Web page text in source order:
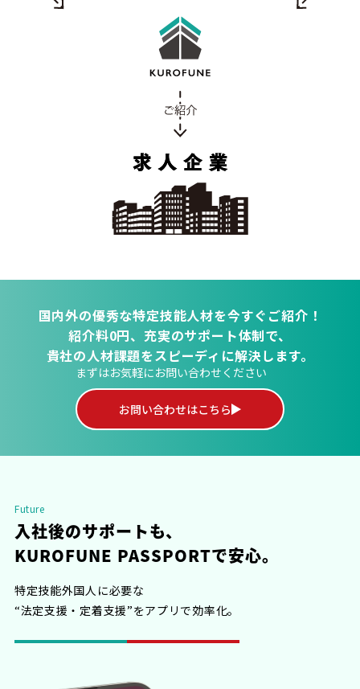
国内外の優秀な特定技能人材を今すぐご紹介！
紹介料0円、充実のサポート体制で、
貴社の人材課題をスピーディに解決します。
まずはお気軽にお問い合わせください
お問い合わせはこちら
Future
入社後のサポートも、
KUROFUNE PASSPORTで安心。
特定技能外国人に必要な
“法定支援・定着支援”をアプリで効率化。